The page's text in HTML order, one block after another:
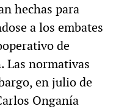
hechas para
a los embates
de
Las normativas
en julio de
Onganía